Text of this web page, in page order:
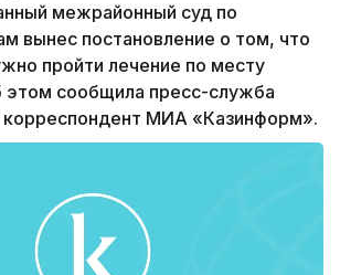
межрайонный суд по
вынес постановление о том, что
пройти лечение по месту
этом сообщила пресс-служба
корреспондент МИА «Казинформ».